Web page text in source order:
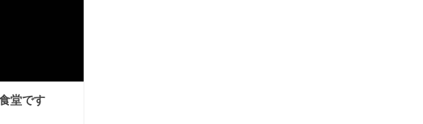
堂です